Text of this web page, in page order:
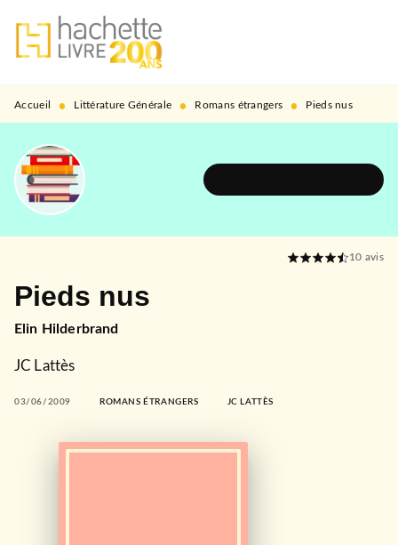
MENU RECHERCHE
PIED DE PAGE
Accueil • Littérature Générale • Romans étrangers • Pieds nus
10 avis
Pieds nus
Elin Hilderbrand
JC Lattès
03/06/2009 ROMANS ÉTRANGERS JC LATTÈS